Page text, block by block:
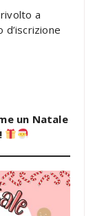
a
d’iscrizione
un Natale